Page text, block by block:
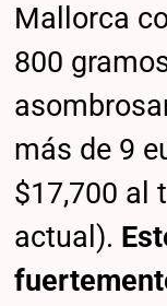
Mallorca
800
más de 9
$17,700 al
actual).